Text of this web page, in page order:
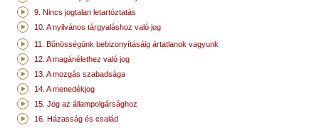
9. Nincs jogtalan letartóztatás
10. A nyilvános tárgyaláshoz való jog
11. Bűnösségünk bebizonyításáig ártatlanok vagyunk
12. A magánélethez való jog
13. A mozgás szabadsága
14. A menedékjog
15. Jog az állampolgársághoz
16. Házasság és család